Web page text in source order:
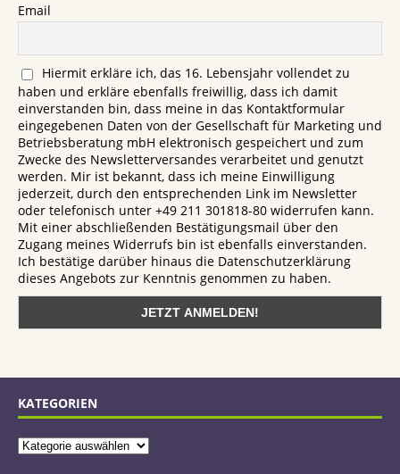
Email
Hiermit erkläre ich, das 16. Lebensjahr vollendet zu
haben und erkläre ebenfalls freiwillig, dass ich damit
einverstanden bin, dass meine in das Kontaktformular
eingegebenen Daten von der Gesellschaft für Marketing und
Betriebsberatung mbH elektronisch gespeichert und zum
Zwecke des Newsletterversandes verarbeitet und genutzt
werden. Mir ist bekannt, dass ich meine Einwilligung
jederzeit, durch den entsprechenden Link im Newsletter
oder telefonisch unter +49 211 301818-80 widerrufen kann.
Mit einer abschließenden Bestätigungsmail über den
Zugang meines Widerrufs bin ist ebenfalls einverstanden.
Ich bestätige darüber hinaus die Datenschutzerklärung
dieses Angebots zur Kenntnis genommen zu haben.
KATEGORIEN